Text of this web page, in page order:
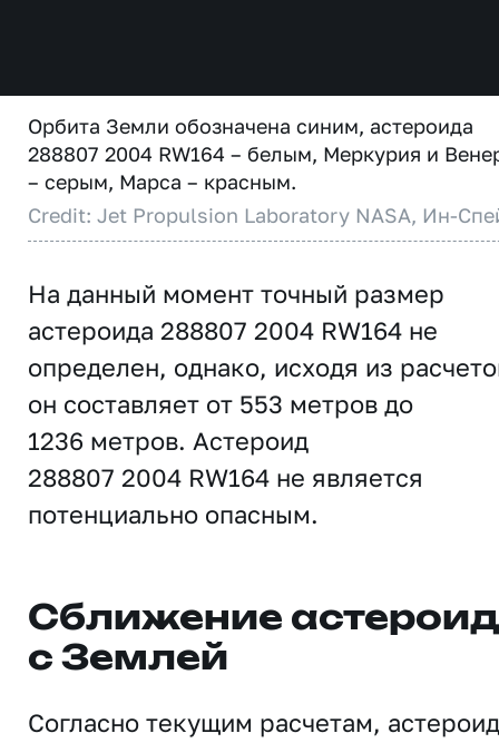
Орбита Земли обозначена синим, астероида
288807 2004 RW164 – белым, Меркурия и
– серым, Марса – красным.
Credit: Jet Propulsion Laboratory NASA, Ин-
На данный момент точный размер
астероида 288807 2004 RW164 не
определен, однако, исходя из
он составляет от 553 метров до
1236 метров. Астероид
288807 2004 RW164 не является
потенциально опасным.
Сближение
с Землей
Согласно текущим расчетам, астероид